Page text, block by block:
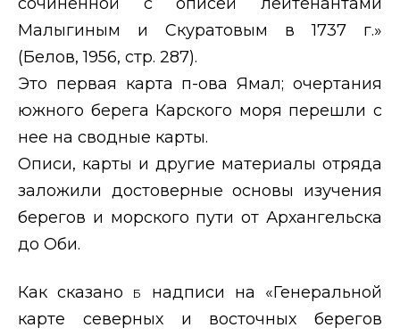
Малыгиным и Скуратовым в 1737 г.»
(Белов, 1956, стр. 287).
Это первая карта п-ова Ямал; очертания
южного берега Карского моря перешли с
нее на сводные карты.
Описи, карты и другие материалы отряда
заложили достоверные основы изучения
берегов и морского пути от Архангельска
до Оби.
Как сказано б надписи на «Генеральной
карте северных и восточных берегов